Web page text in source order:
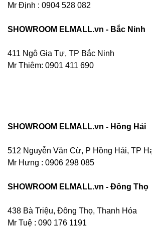
Mr Định : 0904 528 082
SHOWROOM ELMALL.vn - Bắc Ninh
411 Ngô Gia Tự, TP Bắc Ninh
Mr Thiêm: 0901 411 690
SHOWROOM ELMALL.vn - Hồng Hải
512 Nguyễn Văn Cừ, P Hồng Hải, TP
Mr Hưng : 0906 298 085
SHOWROOM ELMALL.vn - Đông Thọ
438 Bà Triệu, Đông Thọ, Thanh Hóa
Mr Tuệ : 090 176 1191